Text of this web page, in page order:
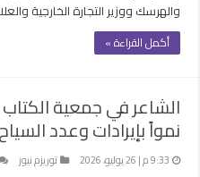
والهرسك ووزير التجارة الخارجية
أكمل القراءة »
نمواً بإيرادات وعدد السياح
9:33 م | 26 يوليو، 2026 توريزم نيوز